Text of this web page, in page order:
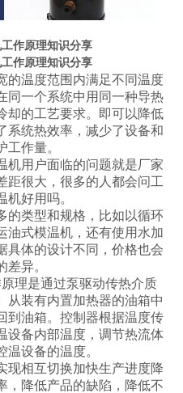
作原理知识分享
作原理知识分享
的温度范围内满足不同温度
同一个系统中用同一种导热
却的工艺要求。即可以降低
系统热效率，减少了设备和
工作量。
用户面临的问题就是厂家
距很大，很多的人都会问工
机好用吗。
类型和规格，比如以循环
油式模温机，还有使用水加
具体的设计不同，价格也会
差异。
是通过泵驱动传热介质
从装有内置加热器的油箱中
到油箱。控制器根据温度传
设备内部温度，调节热流体
温设备的温度。
现相互切换加快生产进度降
，降低产品的缺陷，降低不